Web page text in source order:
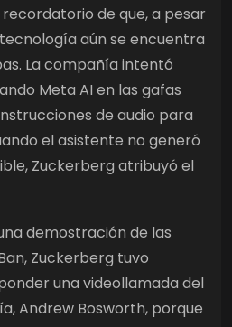
de que, a pesar
aún se encuentra
La compañía intentó
Meta AI en las gafas
de audio para
el asistente no generó
Zuckerberg atribuyó el
demostración de las
Zuckerberg tuvo
una videollamada del
Andrew Bosworth, porque